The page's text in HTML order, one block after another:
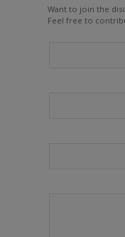
Want to join the
Feel free to